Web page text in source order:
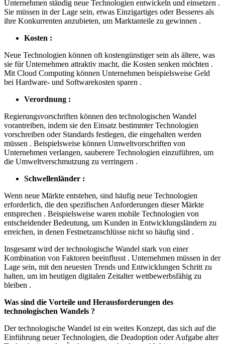
Unternehmen ständig neue Technologien entwickeln und einsetzen .
Sie müssen in der Lage sein, etwas Einzigartiges oder Besseres als
ihre Konkurrenten anzubieten, um Marktanteile zu gewinnen .
Kosten :
Neue Technologien können oft kostengünstiger sein als ältere, was
sie für Unternehmen attraktiv macht, die Kosten senken möchten .
Mit Cloud Computing können Unternehmen beispielsweise Geld
bei Hardware- und Softwarekosten sparen .
Verordnung :
Regierungsvorschriften können den technologischen Wandel
vorantreiben, indem sie den Einsatz bestimmter Technologien
vorschreiben oder Standards festlegen, die eingehalten werden
müssen . Beispielsweise können Umweltvorschriften von
Unternehmen verlangen, sauberere Technologien einzuführen, um
die Umweltverschmutzung zu verringern .
Schwellenländer :
Wenn neue Märkte entstehen, sind häufig neue Technologien
erforderlich, die den spezifischen Anforderungen dieser Märkte
entsprechen . Beispielsweise waren mobile Technologien von
entscheidender Bedeutung, um Kunden in Entwicklungsländern zu
erreichen, in denen Festnetzanschlüsse nicht so häufig sind .
Insgesamt wird der technologische Wandel stark von einer
Kombination von Faktoren beeinflusst . Unternehmen müssen in der
Lage sein, mit den neuesten Trends und Entwicklungen Schritt zu
halten, um im heutigen digitalen Zeitalter wettbewerbsfähig zu
bleiben .
Was sind die Vorteile und Herausforderungen des
technologischen Wandels ?
Der technologische Wandel ist ein weites Konzept, das sich auf die
Einführung neuer Technologien, die Deadoption oder Aufgabe alter